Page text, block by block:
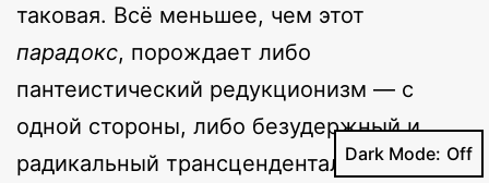
таковая. Всё меньшее, чем этот
парадокс, порождает либо
пантеистический редукционизм — с
одной стороны, либо безудержный и
радикальный трансцендентализм — с
Dark Mode: